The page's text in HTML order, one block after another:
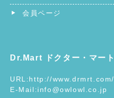
会員ページ
Dr.Mart ドクター・マート
URL:http://www.drmrt.com/
E-Mail:info@owlowl.co.jp